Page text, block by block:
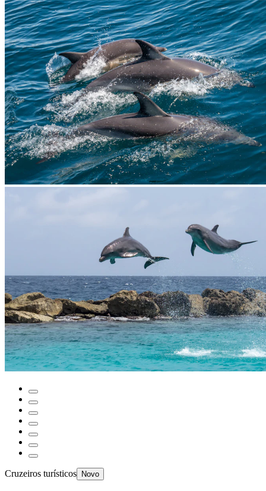
Cruzeiros turísticos Novo